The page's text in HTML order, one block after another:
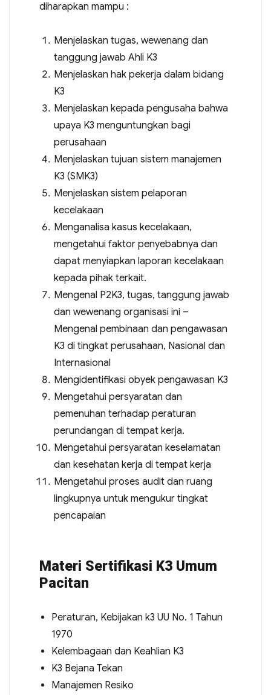
diharapkan mampu :
Menjelaskan tugas, wewenang dan
tanggung jawab Ahli K3
Menjelaskan hak pekerja dalam bidang
K3
Menjelaskan kepada pengusaha bahwa
upaya K3 menguntungkan bagi
perusahaan
Menjelaskan tujuan sistem manajemen
K3 (SMK3)
Menjelaskan sistem pelaporan
kecelakaan
Menganalisa kasus kecelakaan,
mengetahui faktor penyebabnya dan
dapat menyiapkan laporan kecelakaan
kepada pihak terkait.
Mengenal P2K3, tugas, tanggung jawab
dan wewenang organisasi ini –
Mengenal pembinaan dan pengawasan
K3 di tingkat perusahaan, Nasional dan
Internasional
Mengidentifikasi obyek pengawasan K3
Mengetahui persyaratan dan
pemenuhan terhadap peraturan
perundangan di tempat kerja.
Mengetahui persyaratan keselamatan
dan kesehatan kerja di tempat kerja
Mengetahui proses audit dan ruang
lingkupnya untuk mengukur tingkat
pencapaian
Materi Sertifikasi K3 Umum
Pacitan
Peraturan, Kebijakan k3 UU No. 1 Tahun
1970
Kelembagaan dan Keahlian K3
K3 Bejana Tekan
Manajemen Resiko